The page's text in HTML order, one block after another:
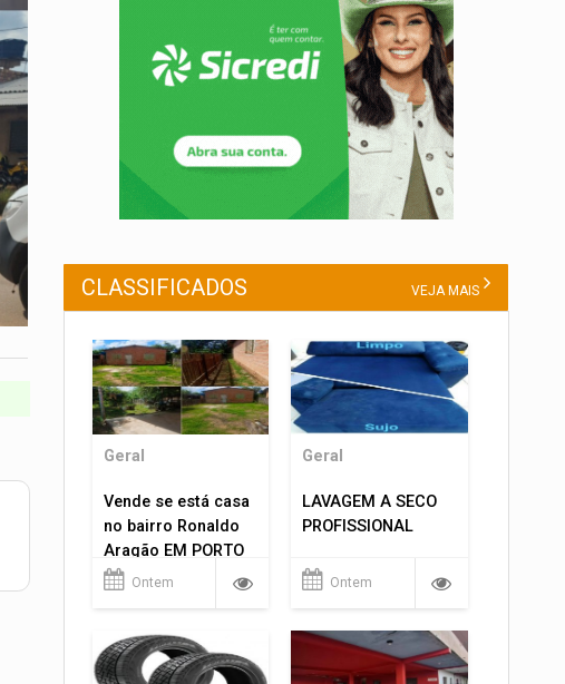
CLASSIFICADOS VEJA MAIS
Geral
Vende se está casa
no bairro Ronaldo
Aragão EM PORTO
VELHO RO.
Ontem
Geral
LAVAGEM A SECO
PROFISSIONAL
Ontem